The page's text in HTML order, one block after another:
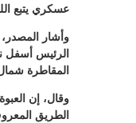
عسكري يتبع
وأشار
الرئيس أسفل
المقاطرة
وقال، إن
الطريق